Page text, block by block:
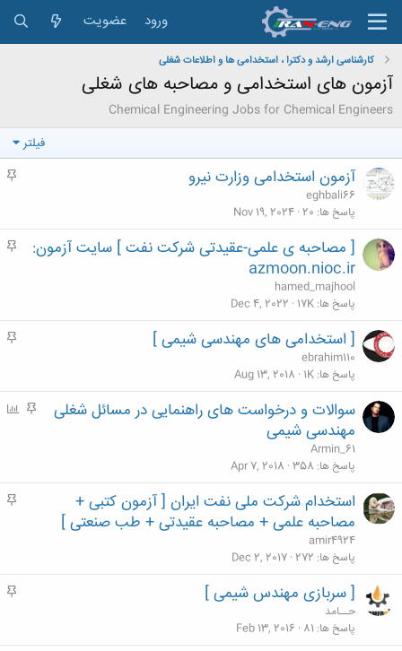
ورود عضویت
کارشناسی ارشد و دکترا ، استخدامی ها و اطلاعات شغلی
آزمون های استخدامی و مصاحبه های شغلی
Chemical Engineering Jobs for Chemical Engineers
فیلتر
م
آزمون استخدامی وزارت نیرو
eghbali66
پاسخ ها 20
Nov 19, 2024
م
[ مصاحبه ی علمی-عقیدتی شرکت نفت ] سایت آزمون:
azmoon.nioc.ir
hamed_majhool
پاسخ ها 17K
Dec 4, 2022
م
[ استخدامی های مهندسی شیمی ]
ebrahim110
پاسخ ها 1K
Aug 13, 2018
م
P
سوالات و درخواست های راهنمایی در مسائل شغلی
مهندسی شیمی
Armin_61
پاسخ ها 358
Apr 7, 2018
م
استخدام شرکت ملی نفت ایران [ آزمون کتبی +
مصاحبه علمی + مصاحبه عقیدتی + طب صنعتی ]
amir4924
پاسخ ها 272
Dec 2, 2017
م
[ سربازی مهندس شیمی ]
حــامد
پاسخ ها 81
Feb 13, 2016